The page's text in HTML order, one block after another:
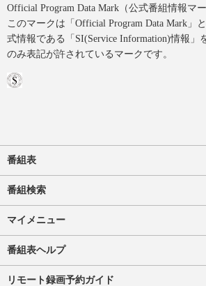
Official Program Data Mark（公式番組情報マー
このマークは「Official Program Data Mark」
式情報である「SI(Service Information)情報」
のみ表記が許されているマークです。
番組表
番組検索
マイメニュー
番組表ヘルプ
リモート録画予約ガイド